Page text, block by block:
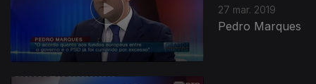
27 mar. 2019
Pedro Marques